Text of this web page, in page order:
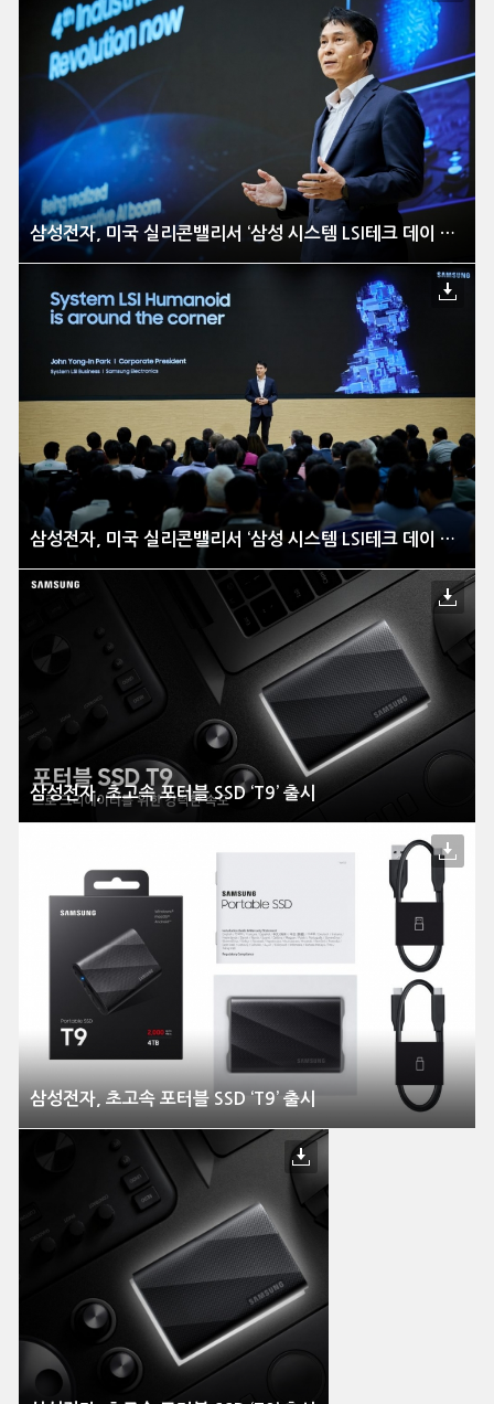
삼성전자, 미국 실리콘밸리서 ‘삼성 시스템 LSI테크 데이 2023’ 개최
삼성전자, 미국 실리콘밸리서 ‘삼성 시스템 LSI테크 데이 2023’ 개최
삼성전자, 초고속 포터블 SSD ‘T9’ 출시
삼성전자, 초고속 포터블 SSD ‘T9’ 출시